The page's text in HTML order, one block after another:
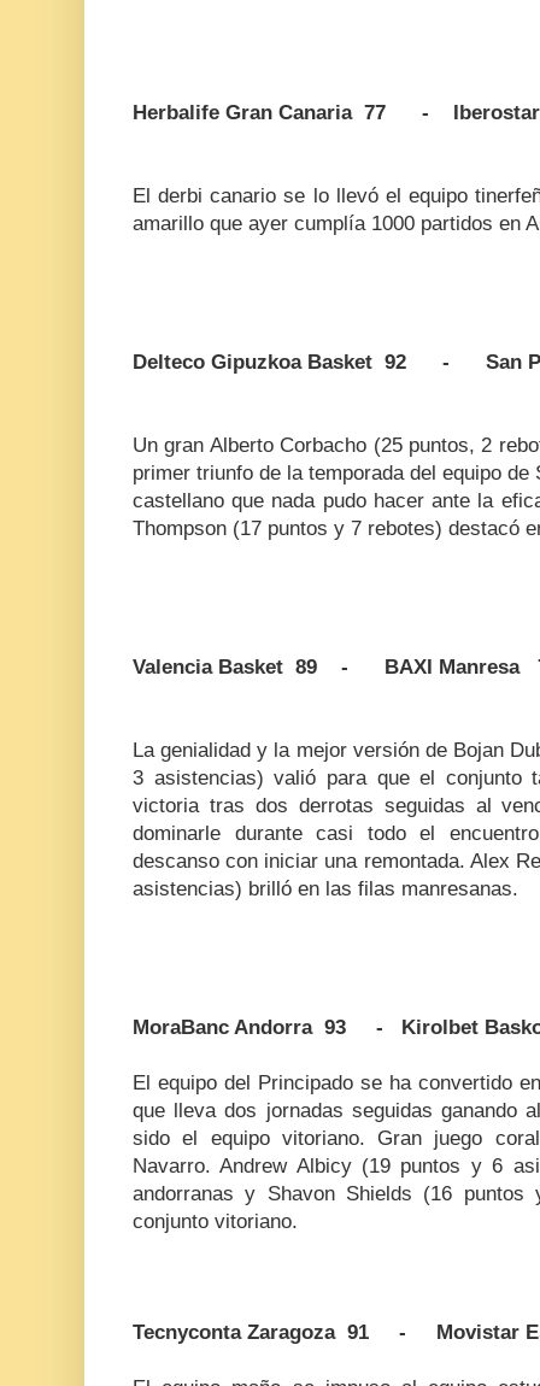
Herbalife Gran Canaria 77 - Iberostar
El derbi canario se lo llevó el equipo
amarillo que ayer cumplía 1000 partidos en
Delteco Gipuzkoa Basket 92 - San
Un gran Alberto Corbacho (25 puntos, 2
primer triunfo de la temporada del equipo de
castellano que nada pudo hacer ante la
Thompson (17 puntos y 7 rebotes) destacó
Valencia Basket 89 - BAXI Manresa
La genialidad y la mejor versión de Bojan
3 asistencias) valió para que el conjunto
victoria tras dos derrotas seguidas al
dominarle durante casi todo el
descanso con iniciar una remontada. Alex
asistencias) brilló en las filas manresanas.
MoraBanc Andorra 93 - Kirolbet
El equipo del Principado se ha convertido
que lleva dos jornadas seguidas ganando
sido el equipo vitoriano. Gran juego
Navarro. Andrew Albicy (19 puntos y 6
andorranas y Shavon Shields (16
conjunto vitoriano.
Tecnyconta Zaragoza 91 - Movistar